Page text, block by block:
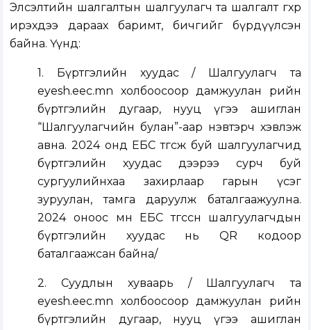
Элсэлтийн шалгалтын шалгуулагч та шалгалт өгөхөөр
ирэхдээ дараах баримт, бичгийг бүрдүүлсэн
байна. Үүнд:
1. Бүртгэлийн хуудас / Шалгуулагч та
eyesh.eec.mn холбоосоор дамжуулан өөрийн
бүртгэлийн дугаар, нууц үгээ ашиглан
“Шалгуулагчийн булан”-аар нэвтэрч хэвлэж
авна. 2024 онд ЕБС төгсөж буй шалгуулагчид
бүртгэлийн хуудас дээрээ сурч буй
сургуулийнхаа захирлаар гарын үсэг
зуруулан, тамга даруулж баталгаажуулна.
2024 оноос өмнө ЕБС төгссөн шалгуулагчдын
бүртгэлийн хуудас нь QR кодоор
баталгаажсан байна/
2. Суудлын хуваарь / Шалгуулагч та
eyesh.eec.mn холбоосоор дамжуулан өөрийн
бүртгэлийн дугаар, нууц үгээ ашиглан